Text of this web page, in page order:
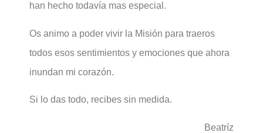
han hecho todavía mas especial.
Os animo a poder vivir la Misión para traeros
todos esos sentimientos y emociones que ahora
inundan mi corazón.
Si lo das todo, recibes sin medida.
Beatríz